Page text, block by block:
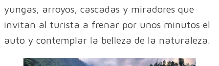
yungas, arroyos, cascadas y miradores que
invitan al turista a frenar por unos minutos el
auto y contemplar la belleza de la naturaleza.